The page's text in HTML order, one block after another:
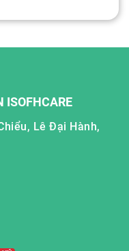
ISOFHCARE
Lê Đại Hành,